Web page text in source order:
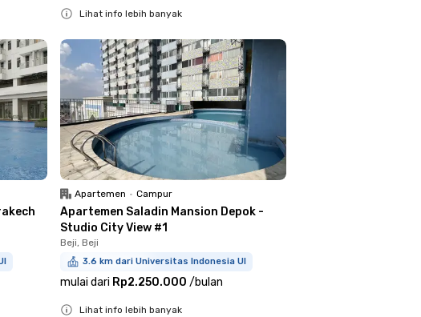
Lihat info lebih banyak
Apartemen • Campur
Apartemen Saladin Mansion Depok -
Studio City View #1
Beji, Beji
3.6 km dari Universitas Indonesia UI
mulai dari Rp2.250.000 /bulan
Lihat info lebih banyak